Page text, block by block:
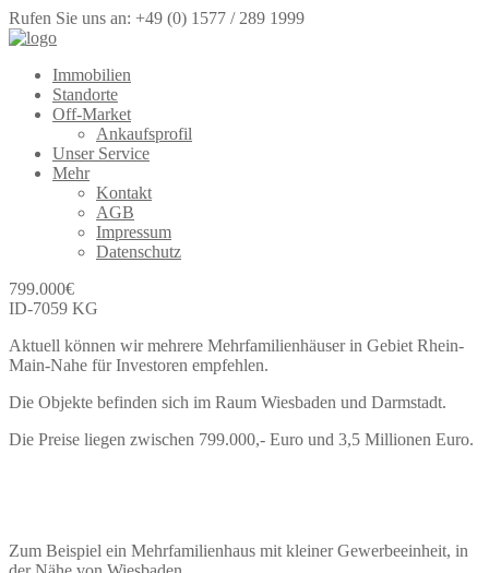
Rufen Sie uns an: +49 (0) 1577 / 289 1999
Immobilien
Standorte
Off-Market
Ankaufsprofil
Unser Service
Mehr
Kontakt
AGB
Impressum
Datenschutz
799.000€
ID-7059 KG
Aktuell können wir mehrere Mehrfamilienhäuser in Gebiet Rhein-
Main-Nahe für Investoren empfehlen.
Die Objekte befinden sich im Raum Wiesbaden und Darmstadt.
Die Preise liegen zwischen 799.000,- Euro und 3,5 Millionen Euro.
Zum Beispiel ein Mehrfamilienhaus mit kleiner Gewerbeeinheit, in